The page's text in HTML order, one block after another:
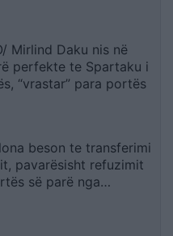
Mirlind Daku nis në
perfekte te Spartaku i
“vrastar” para portës
beson te transferimi
pavarësisht refuzimit
së parë nga